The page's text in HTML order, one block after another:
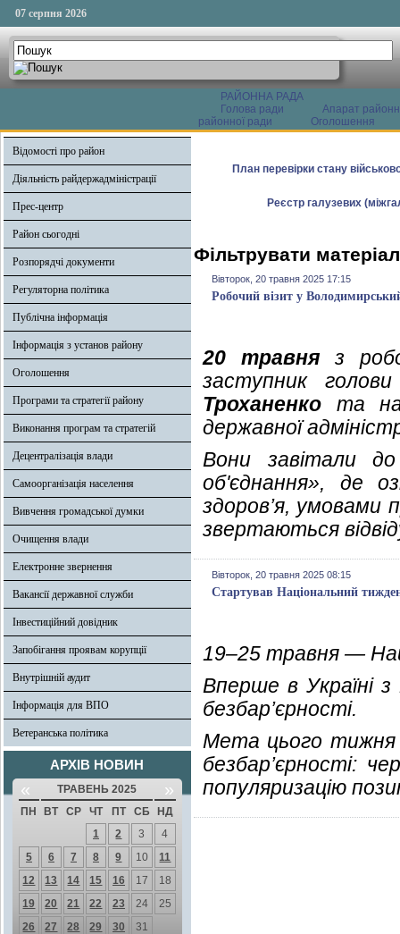
07 серпня 2026
РАЙОННА РАДА
Голова ради
Апарат
районної ради
Оголошення
Відомості про район
Діяльність райдержадміністрації
Прес-центр
Район сьогодні
Розпорядчі документи
Регуляторна політика
Публічна інформація
Інформація з установ району
Оголошення
Програми та стратегії району
Виконання програм та стратегій
Децентралізація влади
Самоорганізація населення
Вивчення громадської думки
Очищення влади
Електронне звернення
Вакансії державної служби
Інвестиційний довідник
Запобігання проявам корупції
Внутрішній аудит
Інформація для ВПО
Ветеранська політика
АРХІВ НОВИН
« ТРАВЕНЬ 2025 »
ПН ВТ СР ЧТ ПТ СБ
НД
1
2 3
4
5
6 7 8 9 10
11
12
13 14 15 16 17
18
19
20 21 22 23 24
25
26
27 28 29 30 31
План перевірки стану
Реєстр галузевих
Фільтрувати
Вівторок, 20 травня 2025 17:15
Робочий візит у
20 травня з
заступник
Троханенко та
державної
Вони завітали
об'єднання», де
здоров’я, умовами
звертаються
Вівторок, 20 травня 2025 08:15
Стартував Національний
19–25 травня —
Вперше в Україні
безбар’єрності.
Мета цього тижня
безбар’єрності:
популяризацію